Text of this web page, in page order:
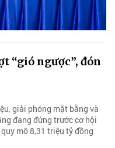
“gió ngược”, đón
giải phóng mặt bằng và
đang đứng trước cơ hội
mô 8,31 triệu tỷ đồng